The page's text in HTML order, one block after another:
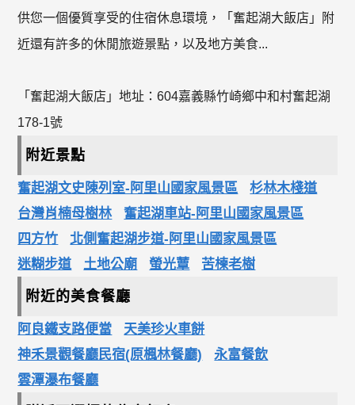
供您一個優質享受的住宿休息環境，「奮起湖大飯店」附
近還有許多的休閒旅遊景點，以及地方美食...
「奮起湖大飯店」地址：604嘉義縣竹崎鄉中和村奮起湖
178-1號
附近景點
奮起湖文史陳列室-阿里山國家風景區
杉林木棧道
台灣肖楠母樹林
奮起湖車站-阿里山國家風景區
四方竹
北側奮起湖步道-阿里山國家風景區
迷糊步道
土地公廟 螢光蕈 苦楝老樹
附近的美食餐廳
阿良鐵支路便當
天美珍火車餅
神禾景觀餐廳民宿(原楓林餐廳)
永富餐飲
雲潭瀑布餐廳